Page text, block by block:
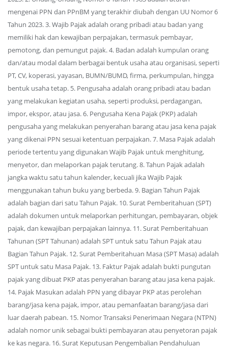
mengenai PPN dan PPnBM yang terakhir diubah dengan UU Nomor 6
Tahun 2023. 3. Wajib Pajak adalah orang pribadi atau badan yang
memiliki hak dan kewajiban perpajakan, termasuk pembayar,
pemotong, dan pemungut pajak. 4. Badan adalah kumpulan orang
dan/atau modal dalam berbagai bentuk usaha atau organisasi, seperti
PT, CV, koperasi, yayasan, BUMN/BUMD, firma, perkumpulan, hingga
bentuk usaha tetap. 5. Pengusaha adalah orang pribadi atau badan
yang melakukan kegiatan usaha, seperti produksi, perdagangan,
impor, ekspor, atau jasa. 6. Pengusaha Kena Pajak (PKP) adalah
pengusaha yang melakukan penyerahan barang atau jasa kena pajak
yang dikenai PPN sesuai ketentuan perpajakan. 7. Masa Pajak adalah
periode tertentu yang digunakan Wajib Pajak untuk menghitung,
menyetor, dan melaporkan pajak terutang. 8. Tahun Pajak adalah
jangka waktu satu tahun kalender, kecuali jika Wajib Pajak
menggunakan tahun buku yang berbeda. 9. Bagian Tahun Pajak
adalah bagian dari satu Tahun Pajak. 10. Surat Pemberitahuan (SPT)
adalah dokumen untuk melaporkan perhitungan, pembayaran, objek
pajak, dan kewajiban perpajakan lainnya. 11. Surat Pemberitahuan
Tahunan (SPT Tahunan) adalah SPT untuk satu Tahun Pajak atau
Bagian Tahun Pajak. 12. Surat Pemberitahuan Masa (SPT Masa) adalah
SPT untuk satu Masa Pajak. 13. Faktur Pajak adalah bukti pungutan
pajak yang dibuat PKP atas penyerahan barang atau jasa kena pajak.
14. Pajak Masukan adalah PPN yang dibayar PKP atas perolehan
barang/jasa kena pajak, impor, atau pemanfaatan barang/jasa dari
luar daerah pabean. 15. Nomor Transaksi Penerimaan Negara (NTPN)
adalah nomor unik sebagai bukti pembayaran atau penyetoran pajak
ke kas negara. 16. Surat Keputusan Pengembalian Pendahuluan